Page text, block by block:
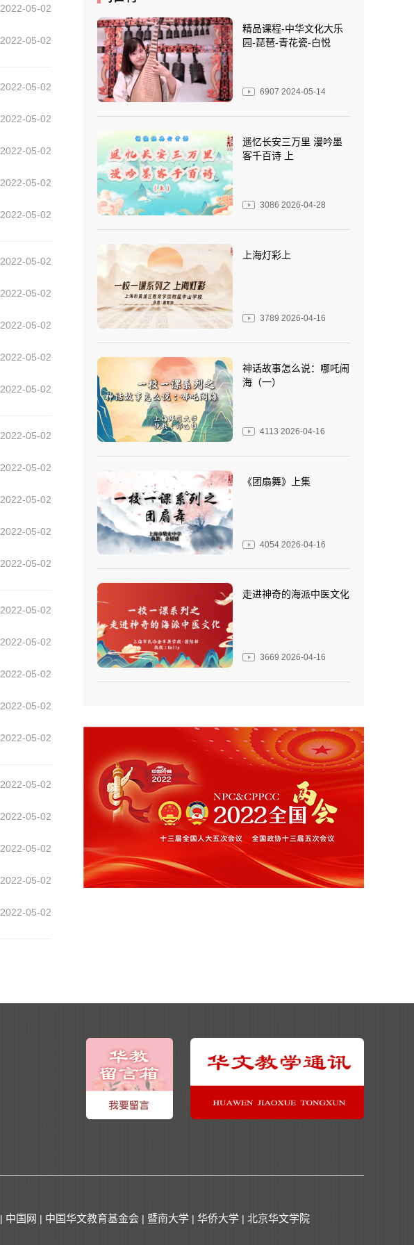
2022-05-02
2022-05-02
2022-05-02
2022-05-02
2022-05-02
2022-05-02
2022-05-02
2022-05-02
2022-05-02
2022-05-02
2022-05-02
2022-05-02
2022-05-02
2022-05-02
2022-05-02
2022-05-02
2022-05-02
2022-05-02
2022-05-02
2022-05-02
2022-05-02
2022-05-02
2022-05-02
2022-05-02
2022-05-02
2022-05-02
2022-05-02
精品课程-中华文化大乐
园-琵琶-青花瓷-白悦
6907 2024-05-14
遥忆长安三万里 漫吟墨
客千百诗 上
3086 2026-04-28
上海灯彩上
3789 2026-04-16
神话故事怎么说：哪吒闹
海（一）
4113 2026-04-16
《团扇舞》上集
4054 2026-04-16
走进神奇的海派中医文化
3669 2026-04-16
| 中国网 | 中国华文教育基金会 | 暨南大学 | 华侨大学 | 北京华文学院